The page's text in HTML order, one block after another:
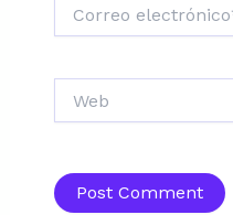
electrónico*